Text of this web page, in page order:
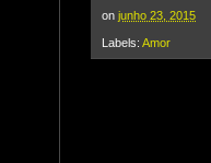
t
t
on junho 23, 2015
Labels: Amor